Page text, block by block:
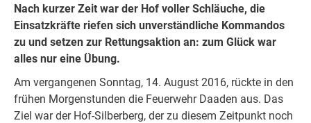
Nach kurzer Zeit war der Hof voller Schläuche, die
Einsatzkräfte riefen sich unverständliche Kommandos
zu und setzen zur Rettungsaktion an: zum Glück war
alles nur eine Übung.
Am vergangenen Sonntag, 14. August 2016, rückte in den
frühen Morgenstunden die Feuerwehr Daaden aus. Das
Ziel war der Hof-Silberberg, der zu diesem Zeitpunkt noch